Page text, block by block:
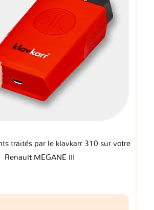
traités par le klavkarr 310 sur votre
Renault MEGANE III